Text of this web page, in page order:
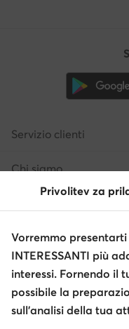
Servizio clienti
Chi siamo
Privolitev za
Vorremmo presentarti
INTERESSANTI più
interessi. Fornendo il
possibile la
sull’analisi della tua